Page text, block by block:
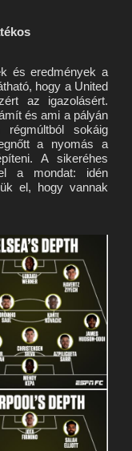
és eredmények a
hogy a United
az igazolásért.
és ami a pályán
sokáig
a nyomás a
A sikeréhes
a mondat: idén
el, hogy vannak